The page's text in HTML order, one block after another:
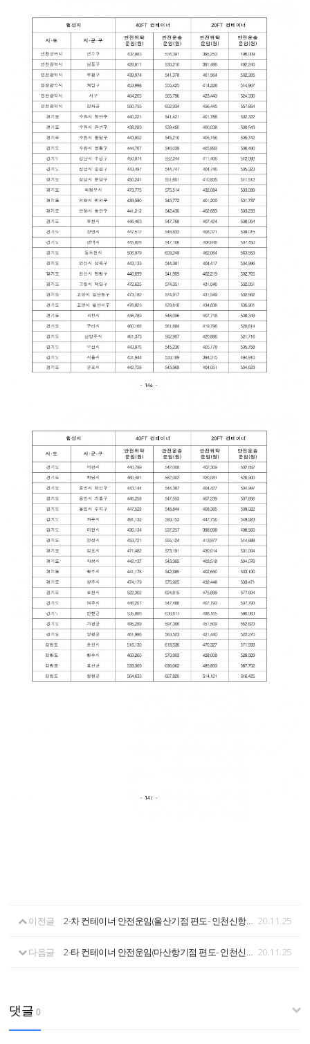
이전글 2-차 컨테이너 안전운임(울산기점 편도- 인천신항 공컨테이너 장치장) 20.11.25
다음글 2-타 컨테이너 안전운임(마산항기점 편도- 인천신항 공컨테이너 장치장) 20.11.25
댓글 0